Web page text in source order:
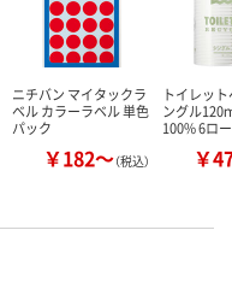
ニチバン マイタックラ
ベル カラーラベル 単色
パック
￥182～（税込）
トイレッ
ングル
100% 6ロ
￥